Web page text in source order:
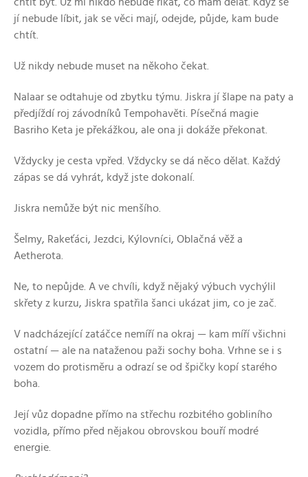
jí nebude líbit, jak se věci mají, odejde, půjde, kam bude
chtít.
Už nikdy nebude muset na někoho čekat.
Nalaar se odtahuje od zbytku týmu. Jiskra jí šlape na paty a
předjíždí roj závodníků Tempohavěti. Písečná magie
Basriho Keta je překážkou, ale ona ji dokáže překonat.
Vždycky je cesta vpřed. Vždycky se dá něco dělat. Každý
zápas se dá vyhrát, když jste dokonalí.
Jiskra nemůže být nic menšího.
Šelmy, Rakeťáci, Jezdci, Kýlovníci, Oblačná věž a
Aetherota.
Ne, to nepůjde. A ve chvíli, když nějaký výbuch vychýlil
skřety z kurzu, Jiskra spatřila šanci ukázat jim, co je zač.
V nadcházející zatáčce nemíří na okraj — kam míří všichni
ostatní — ale na nataženou paži sochy boha. Vrhne se i s
vozem do protisměru a odrazí se od špičky kopí starého
boha.
Její vůz dopadne přímo na střechu rozbitého gobliního
vozidla, přímo před nějakou obrovskou bouří modré
energie.